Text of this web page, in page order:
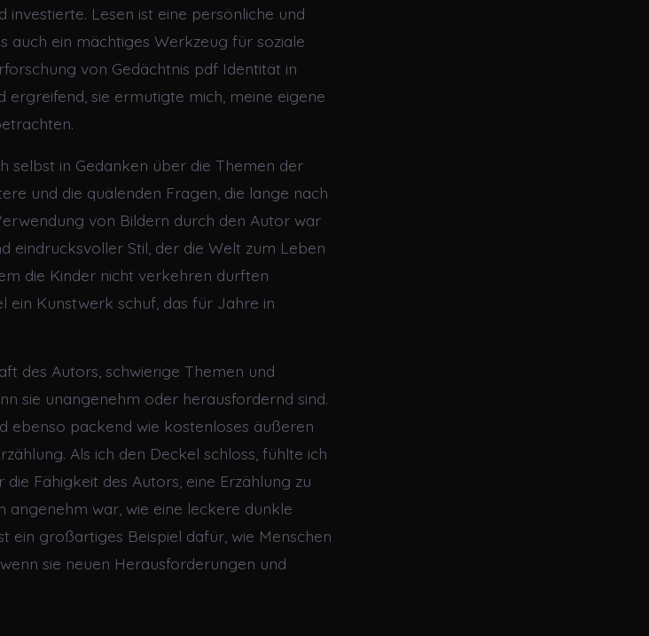
investierte. Lesen ist eine persönliche und
auch ein mächtiges Werkzeug für soziale
von Gedächtnis pdf Identität in
ergreifend, sie ermutigte mich, meine eigene
selbst in Gedanken über die Themen der
und die quälenden Fragen, die lange nach
von Bildern durch den Autor war
eindrucksvoller Stil, der die Welt zum Leben
die Kinder nicht verkehren durften
ein Kunstwerk schuf, das für Jahre in
des Autors, schwierige Themen und
sie unangenehm oder herausfordernd sind.
ebenso packend wie kostenloses äußeren
Als ich den Deckel schloss, fühlte ich
Fähigkeit des Autors, eine Erzählung zu
angenehm war, wie eine leckere dunkle
ein großartiges Beispiel dafür, wie Menschen
sie neuen Herausforderungen und